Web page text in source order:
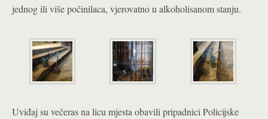
jednog ili više počinilaca, vjerovatno u alkoholisanom stanju.
Uviđaj su večeras na licu mjesta obavili pripadnici Policijske